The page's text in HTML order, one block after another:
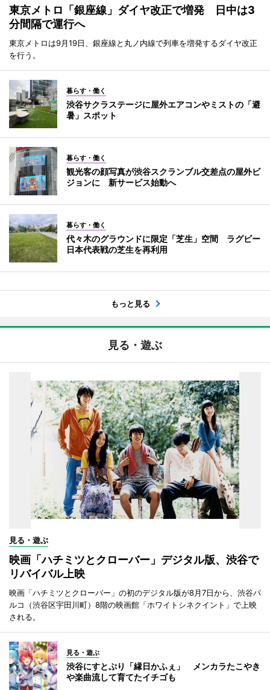
東京メトロ「銀座線」ダイヤ改正で増発 日中は3
分間隔で運行へ
東京メトロは9月19日、銀座線と丸ノ内線で列車を増発するダイヤ改正
を行う。
暮らす・働く
渋谷サクラステージに屋外エアコンやミストの「避
暑」スポット
暮らす・働く
観光客の顔写真が渋谷スクランブル交差点の屋外ビ
ジョンに 新サービス始動へ
暮らす・働く
代々木のグラウンドに限定「芝生」空間 ラグビー
日本代表戦の芝生を再利用
もっと見る
見る・遊ぶ
見る・遊ぶ
映画「ハチミツとクローバー」デジタル版、渋谷で
リバイバル上映
映画「ハチミツとクローバー」の初のデジタル版が8月7日から、渋谷パ
ルコ（渋谷区宇田川町）8階の映画館「ホワイトシネクイント」で上映
される。
見る・遊ぶ
渋谷にすとぷり「縁日かふぇ」 メンカラたこやき
や楽曲流して育てたイチゴも